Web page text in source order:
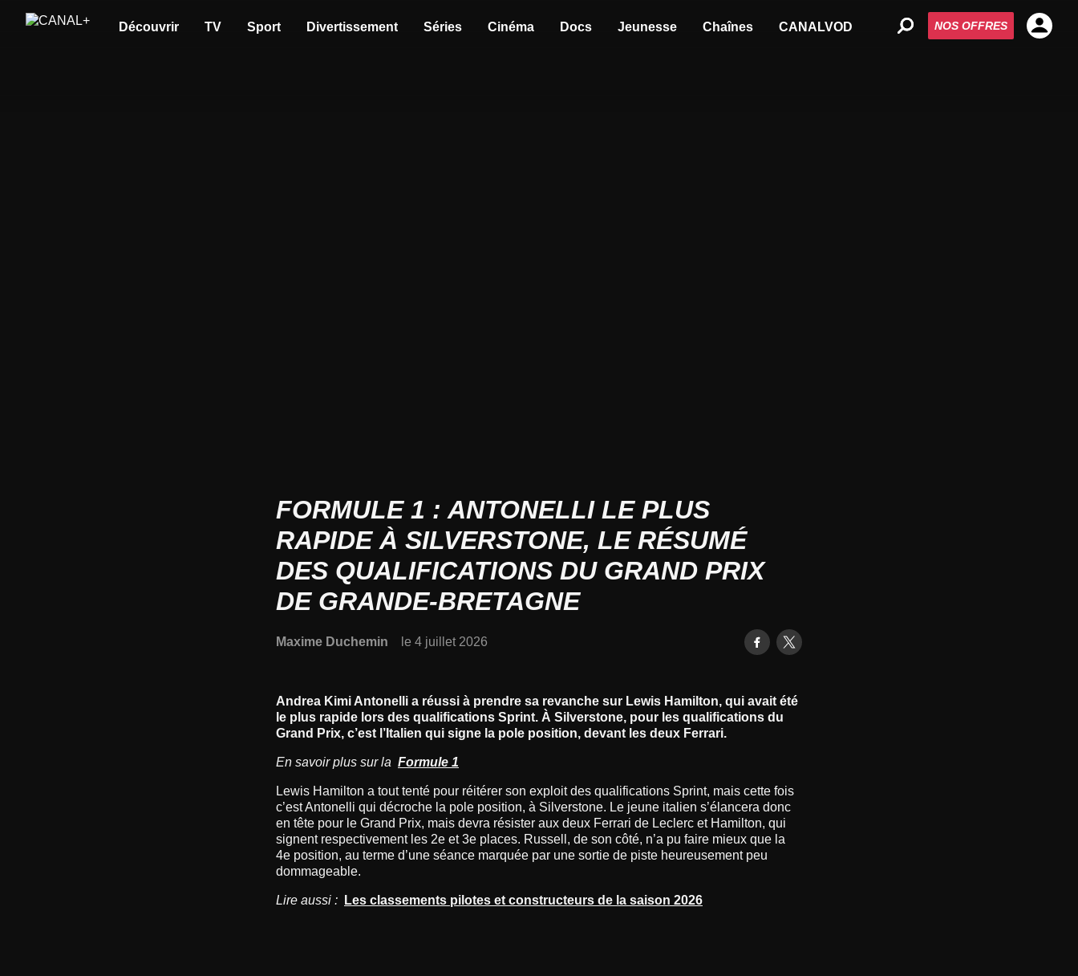
Découvrir TV Sport Divertissement Séries Cinéma Docs Jeunesse Chaînes CANALVOD NOS OFFRES
FORMULE 1 : ANTONELLI LE PLUS
RAPIDE À SILVERSTONE, LE RÉSUMÉ
DES QUALIFICATIONS DU GRAND PRIX
DE GRANDE-BRETAGNE
Maxime Duchemin le 4 juillet 2026
Andrea Kimi Antonelli a réussi à prendre sa revanche sur Lewis Hamilton, qui avait été
le plus rapide lors des qualifications Sprint. À Silverstone, pour les qualifications du
Grand Prix, c’est l’Italien qui signe la pole position, devant les deux Ferrari.
En savoir plus sur la Formule 1
Lewis Hamilton a tout tenté pour réitérer son exploit des qualifications Sprint, mais cette fois
c’est Antonelli qui décroche la pole position, à Silverstone. Le jeune italien s’élancera donc
en tête pour le Grand Prix, mais devra résister aux deux Ferrari de Leclerc et Hamilton, qui
signent respectivement les 2e et 3e places. Russell, de son côté, n’a pu faire mieux que la
4e position, au terme d’une séance marquée par une sortie de piste heureusement peu
dommageable.
Lire aussi : Les classements pilotes et constructeurs de la saison 2026